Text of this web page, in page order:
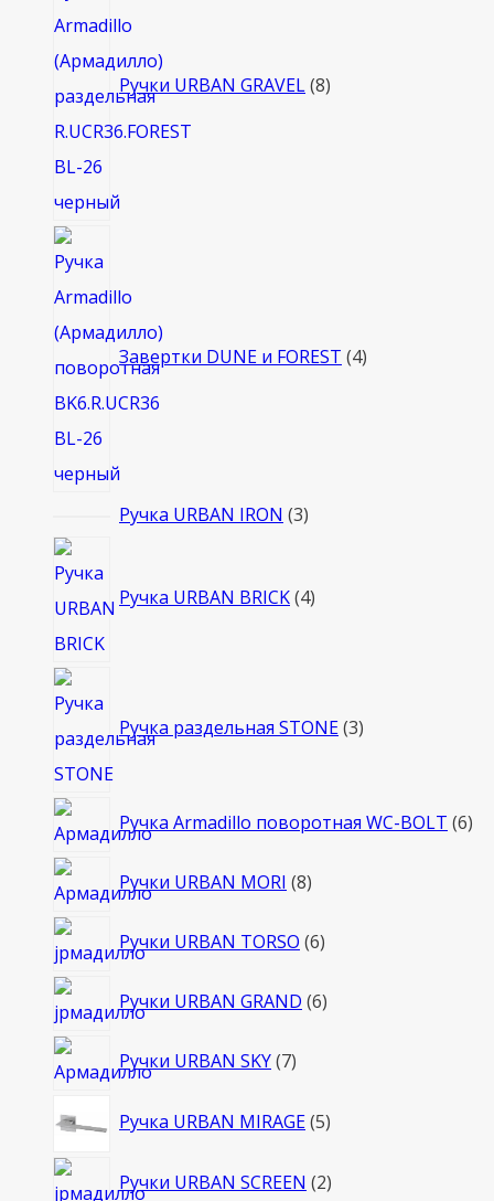
Ручки URBAN GRAVEL 8
Завертки DUNE и FOREST 4
Ручка URBAN IRON 33
Ручка URBAN BRICK 4товара
Ручка раздельная STONE 3товара
Ручка Armadillo поворотная WC-BOLT 66
Ручки URBAN MORI 88
Ручки URBAN TORSO 66
Ручки URBAN GRAND 66
Ручки URBAN SKY 77
Ручка URBAN MIRAGE 55
Ручки URBAN SCREEN 22